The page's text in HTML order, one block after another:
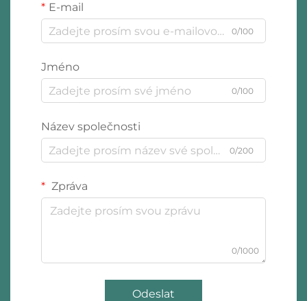
E-mail
0/100
Jméno
0/100
Název společnosti
0/200
Zpráva
0/1000
Odeslat